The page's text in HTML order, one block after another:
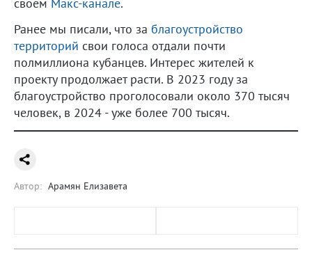
Ранее мы писали, что за благоустройство
территорий свои голоса отдали почти
полмиллиона кубанцев. Интерес жителей к
проекту продолжает расти. В 2023 году за
благоустройство проголосовали около 370 тысяч
человек, в 2024 - уже более 700 тысяч.
Автор: Арамян Елизавета